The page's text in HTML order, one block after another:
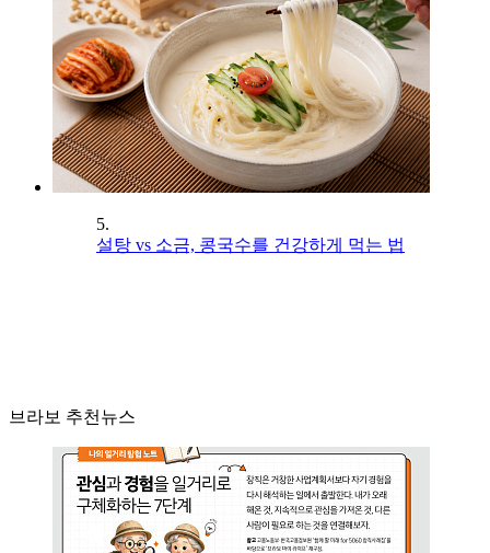
5.
설탕 vs 소금, 콩국수를 건강하게 먹는 법
브라보 추천뉴스